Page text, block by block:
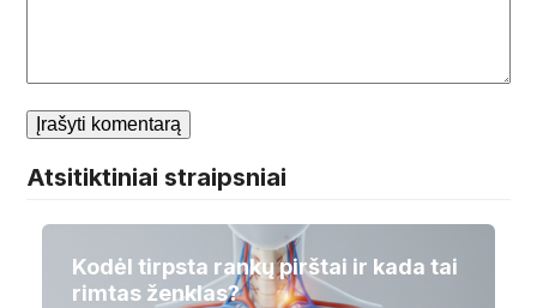
Atsitiktiniai straipsniai
Kodėl tirpsta rankų pirštai ir kada tai
rimtas ženklas?